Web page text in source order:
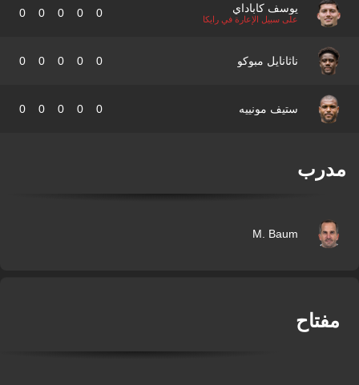
يوسف كاباداي
على سبيل الإعارة في رايكا 0
0
0
0
ناثانايل مبوكو 0
0
0
0
ستيف مونييه 0
0
0
0
M. Baum